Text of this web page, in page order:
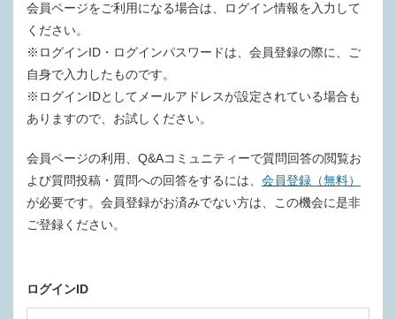
会員ページをご利用になる場合は、ログイン情報を入力して
ください。
※ログインID・ログインパスワードは、会員登録の際に、ご
自身で入力したものです。
※ログインIDとしてメールアドレスが設定されている場合も
ありますので、お試しください。
会員ページの利用、Q&Aコミュニティーで質問回答の閲覧お
よび質問投稿・質問への回答をするには、 会員登録（無料）
が必要です。会員登録がお済みでない方は、この機会に是非
ご登録ください。
ログインID